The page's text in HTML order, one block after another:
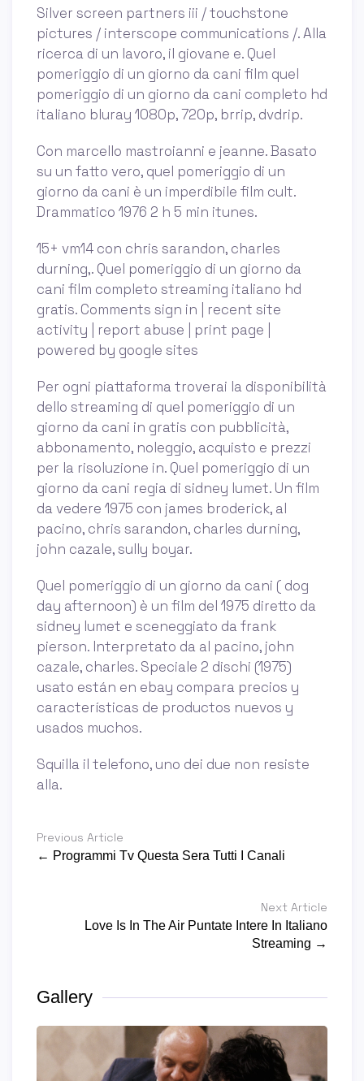
Silver screen partners iii / touchstone
pictures / interscope communications /. Alla
ricerca di un lavoro, il giovane e. Quel
pomeriggio di un giorno da cani film quel
pomeriggio di un giorno da cani completo hd
italiano bluray 1080p, 720p, brrip, dvdrip.
Con marcello mastroianni e jeanne. Basato
su un fatto vero, quel pomeriggio di un
giorno da cani è un imperdibile film cult.
Drammatico 1976 2 h 5 min itunes.
15+ vm14 con chris sarandon, charles
durning,. Quel pomeriggio di un giorno da
cani film completo streaming italiano hd
gratis. Comments sign in | recent site
activity | report abuse | print page |
powered by google sites
Per ogni piattaforma troverai la disponibilità
dello streaming di quel pomeriggio di un
giorno da cani in gratis con pubblicità,
abbonamento, noleggio, acquisto e prezzi
per la risoluzione in. Quel pomeriggio di un
giorno da cani regia di sidney lumet. Un film
da vedere 1975 con james broderick, al
pacino, chris sarandon, charles durning,
john cazale, sully boyar.
Quel pomeriggio di un giorno da cani ( dog
day afternoon) è un film del 1975 diretto da
sidney lumet e sceneggiato da frank
pierson. Interpretato da al pacino, john
cazale, charles. Speciale 2 dischi (1975)
usato están en ebay compara precios y
características de productos nuevos y
usados muchos.
Squilla il telefono, uno dei due non resiste
alla.
Previous Article
← Programmi Tv Questa Sera Tutti I Canali
Next Article
Love Is In The Air Puntate Intere In Italiano
Streaming →
Gallery